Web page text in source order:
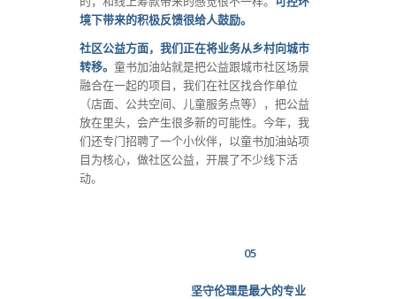
境下带来的积极反馈很给人鼓励。
社区公益方面，我们正在将业务从乡村向城市
转移。 童书加油站就是把公益跟城市社区场景
融合在一起的项目，我们在社区找合作单位
（店面、公共空间、儿童服务点等），把公益
放在里头，会产生很多新的可能性。今年，我
们还专门招聘了一个小伙伴，以童书加油站项
目为核心，做社区公益，开展了不少线下活
动。
05
坚守伦理是最大的专业